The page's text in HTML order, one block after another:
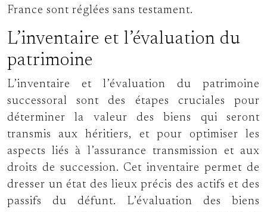
France sont réglées sans testament.
L’inventaire et l’évaluation du
patrimoine
L’inventaire et l’évaluation du patrimoine
successoral sont des étapes cruciales pour
déterminer la valeur des biens qui seront
transmis aux héritiers, et pour optimiser les
aspects liés à l’assurance transmission et aux
droits de succession. Cet inventaire permet de
dresser un état des lieux précis des actifs et des
passifs du défunt. L’évaluation des biens